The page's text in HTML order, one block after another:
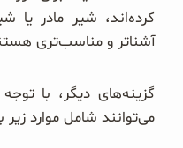
کرده‌اند، شیر مادر
آشناتر و مناسب‌تری
گزینه‌های دیگر، با
می‌توانند شامل موارد زیر